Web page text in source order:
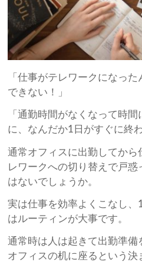
「仕事がテレワークになっ
できない！」
「通勤時間がなくなって時
に、なんだか1日がすぐに終
通常オフィスに出勤してから
レワークへの切り替えで戸
はないでしょうか。
実は仕事を効率よくこなし、
はルーティンが大事です。
通常時は人は起きて出勤準備
オフィスの机に座るという決